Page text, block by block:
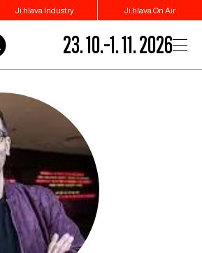
Ji.hlava Industry Ji.hlava On Air
23. 10.–1. 11. 2026